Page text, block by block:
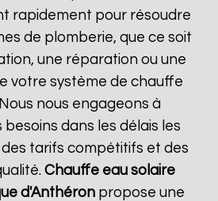
rapidement pour résoudre
de plomberie, que ce soit
une réparation ou une
votre système de chauffe
nous engageons à
dans les délais les
tarifs compétitifs et des
Chauffe eau solaire
d'Anthéron propose une